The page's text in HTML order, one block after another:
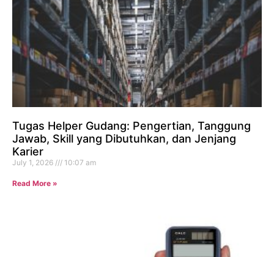
Tugas Helper Gudang: Pengertian, Tanggung
Jawab, Skill yang Dibutuhkan, dan Jenjang
Karier
July 1, 2026 10:07 am
Read More »